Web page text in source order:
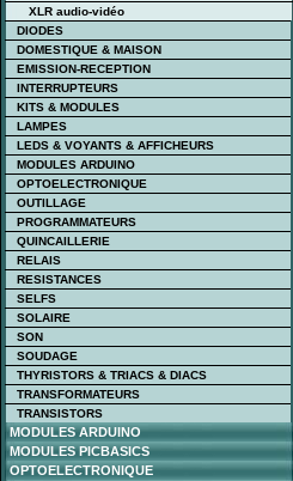
XLR audio-vidéo
DIODES
DOMESTIQUE & MAISON
EMISSION-RECEPTION
INTERRUPTEURS
KITS & MODULES
LAMPES
LEDS & VOYANTS & AFFICHEURS
MODULES ARDUINO
OPTOELECTRONIQUE
OUTILLAGE
PROGRAMMATEURS
QUINCAILLERIE
RELAIS
RESISTANCES
SELFS
SOLAIRE
SON
SOUDAGE
THYRISTORS & TRIACS & DIACS
TRANSFORMATEURS
TRANSISTORS
MODULES ARDUINO
MODULES PICBASICS
OPTOELECTRONIQUE